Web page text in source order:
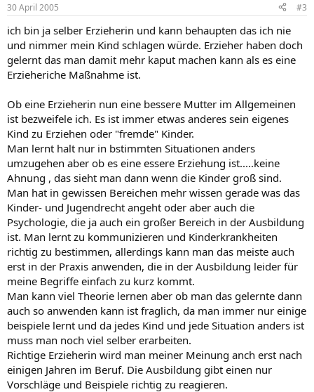
30 April 2005 #3
ich bin ja selber Erzieherin und kann behaupten das ich nie
und nimmer mein Kind schlagen würde. Erzieher haben doch
gelernt das man damit mehr kaput machen kann als es eine
Erzieheriche Maßnahme ist.
Ob eine Erzieherin nun eine bessere Mutter im Allgemeinen
ist bezweifele ich. Es ist immer etwas anderes sein eigenes
Kind zu Erziehen oder "fremde" Kinder.
Man lernt halt nur in bstimmten Situationen anders
umzugehen aber ob es eine essere Erziehung ist.....keine
Ahnung , das sieht man dann wenn die Kinder groß sind.
Man hat in gewissen Bereichen mehr wissen gerade was das
Kinder- und Jugendrecht angeht oder aber auch die
Psychologie, die ja auch ein großer Bereich in der Ausbildung
ist. Man lernt zu kommunizieren und Kinderkrankheiten
richtig zu bestimmen, allerdings kann man das meiste auch
erst in der Praxis anwenden, die in der Ausbildung leider für
meine Begriffe einfach zu kurz kommt.
Man kann viel Theorie lernen aber ob man das gelernte dann
auch so anwenden kann ist fraglich, da man immer nur einige
beispiele lernt und da jedes Kind und jede Situation anders ist
muss man noch viel selber erarbeiten.
Richtige Erzieherin wird man meiner Meinung anch erst nach
einigen Jahren im Beruf. Die Ausbildung gibt einen nur
Vorschläge und Beispiele richtig zu reagieren.